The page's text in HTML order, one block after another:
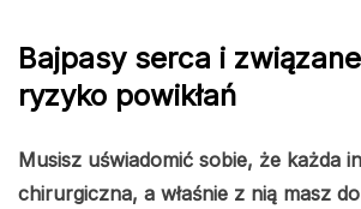
Bajpasy serca i
ryzyko powikłań
Musisz uświadomić sobie, że każda
chirurgiczna, a właśnie z nią masz